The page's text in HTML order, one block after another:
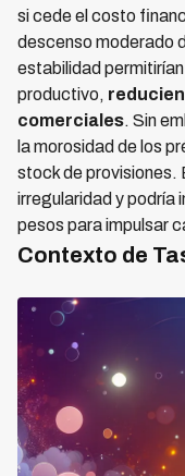
si cede el costo
descenso moderado
estabilidad
productivo,
comerciales. Sin
la morosidad de los
stock de provisiones.
irregularidad y podría
pesos para impulsar
Contexto de